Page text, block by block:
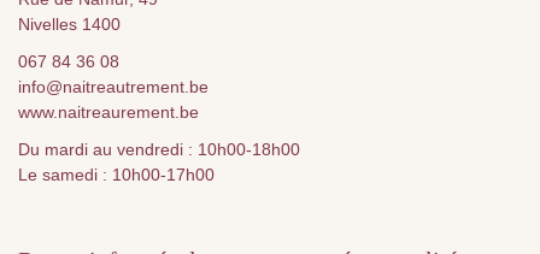
Nivelles 1400
067 84 36 08
info@naitreautrement.be
www.naitreaurement.be
Du mardi au vendredi : 10h00-18h00
Le samedi : 10h00-17h00